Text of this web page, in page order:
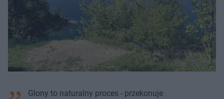
Glony to naturalny proces - przekonuje